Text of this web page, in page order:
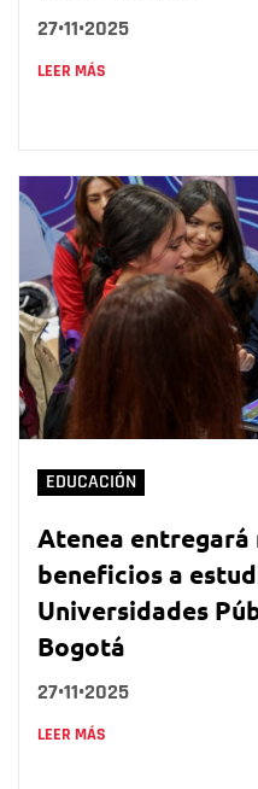
27•11•2025
LEER MÁS
EDUCACIÓN
Atenea entregará
beneficios a
Universidades
Bogotá
27•11•2025
LEER MÁS